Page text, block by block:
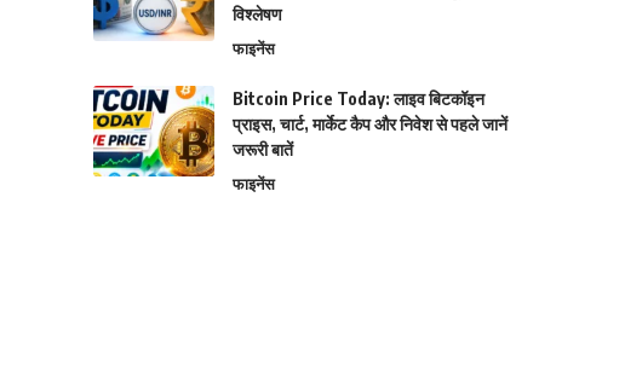
विश्लेषण
फाइनेंस
Bitcoin Price Today: लाइव बिटकॉइन
प्राइस, चार्ट, मार्केट कैप और निवेश से पहले जानें
जरूरी बातें
फाइनेंस